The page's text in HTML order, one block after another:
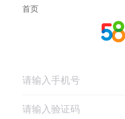
首页